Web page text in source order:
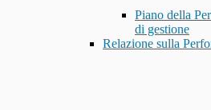
Piano della
di gestione
Relazione sulla